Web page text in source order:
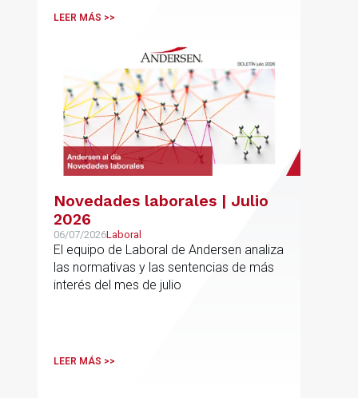
LEER MÁS >>
Novedades laborales | Julio
2026
06/07/2026Laboral
El equipo de Laboral de Andersen analiza
las normativas y las sentencias de más
interés del mes de julio
LEER MÁS >>